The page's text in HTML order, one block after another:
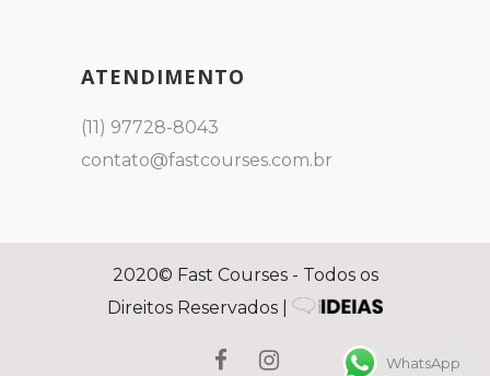
ATENDIMENTO
(11) 97728-8043
contato@fastcourses.com.br
2020© Fast Courses - Todos os
Direitos Reservados |
WhatsApp